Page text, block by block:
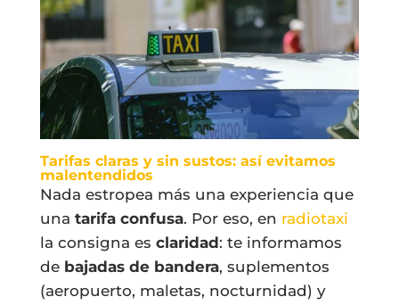
Tarifas claras y sin sustos: así evitamos
malentendidos
Nada estropea más una experiencia que
una tarifa confusa. Por eso, en radiotaxi
la consigna es claridad: te informamos
de bajadas de bandera, suplementos
(aeropuerto, maletas, nocturnidad) y